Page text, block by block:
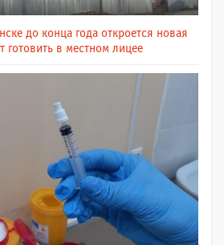
до конца года откроется новая
готовить в местном лицее